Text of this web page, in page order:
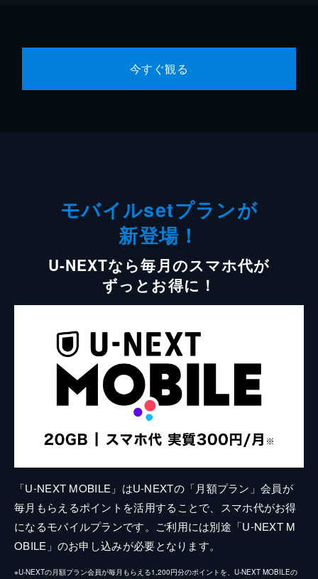
今すぐ観る
モバイルsetプランが
新登場！
U-NEXTなら毎月のスマホ代が
ずっとお得に！
「U-NEXT MOBILE」はU-NEXTの「月額プラン」会員が
毎月もらえるポイントを活用することで、スマホ代がお得
になるモバイルプランです。ご利用には別途「U-NEXT M
OBILE」のお申し込みが必要となります。
※U-NEXTの月額プラン会員が毎月もらえる1,200円分のポイントを、U-NEXT MOBILEの